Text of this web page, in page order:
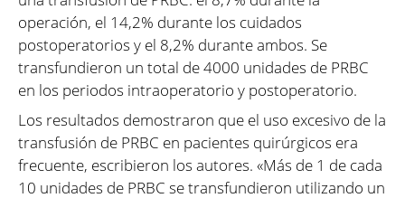
operación, el 14,2% durante los cuidados
postoperatorios y el 8,2% durante ambos. Se
transfundieron un total de 4000 unidades de PRBC
en los periodos intraoperatorio y postoperatorio.
Los resultados demostraron que el uso excesivo de la
transfusión de PRBC en pacientes quirúrgicos era
frecuente, escribieron los autores. «Más de 1 de cada
10 unidades de PRBC se transfundieron utilizando un